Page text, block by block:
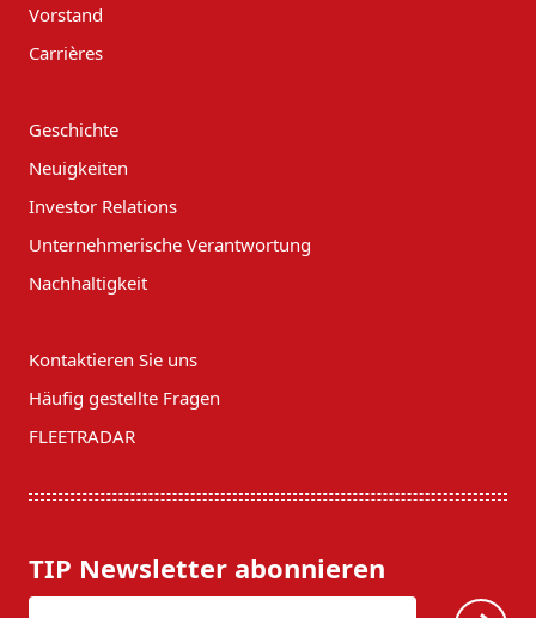
Vorstand
Carrières
Geschichte
Neuigkeiten
Investor Relations
Unternehmerische Verantwortung
Nachhaltigkeit
Kontaktieren Sie uns
Häufig gestellte Fragen
FLEETRADAR
TIP Newsletter abonnieren